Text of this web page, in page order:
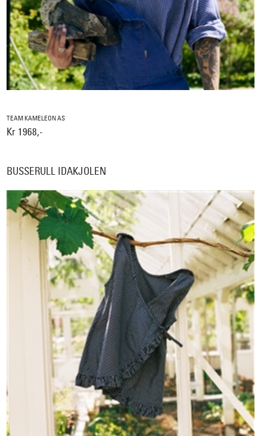
TEAM KAMELEON AS
Kr 1968,-
BUSSERULL IDAKJOLEN